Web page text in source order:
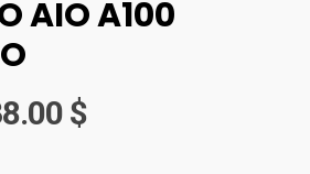
AIO A100
$